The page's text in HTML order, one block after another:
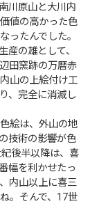
川原山と大川内
値の高かった色
ったんでした。
産の雄として、
田窯跡の万暦赤
山の上絵付け工
、完全に消滅し
絵は、外山の地
技術の影響が色
後半以降は、喜
幅を利かせたっ
内山以上に喜三
。そんで、17世